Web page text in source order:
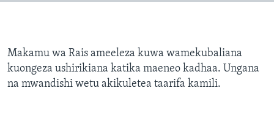
Makamu wa Rais ameeleza kuwa wamekubaliana
kuongeza ushirikiana katika maeneo kadhaa. Ungana
na mwandishi wetu akikuletea taarifa kamili.